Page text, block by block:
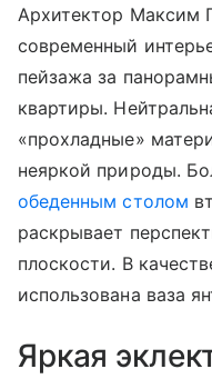
Архитектор Максим
современный
пейзажа за
квартиры.
«прохладные»
неяркой природы.
обеденным столом
раскрывает
плоскости. В
использована ваза
Яркая